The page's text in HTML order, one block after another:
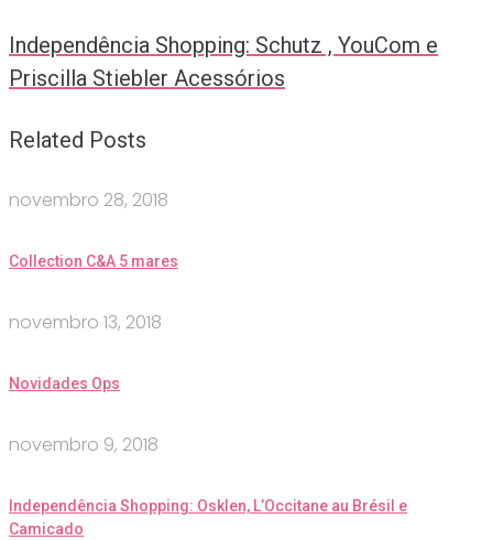
Independência Shopping: Schutz , YouCom e
Priscilla Stiebler Acessórios
Related Posts
novembro 28, 2018
Collection C&A 5 mares
novembro 13, 2018
Novidades Ops
novembro 9, 2018
Independência Shopping: Osklen, L’Occitane au Brésil e
Camicado